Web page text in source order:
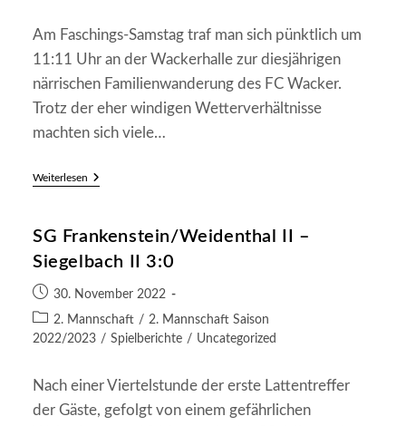
Am Faschings-Samstag traf man sich pünktlich um
11:11 Uhr an der Wackerhalle zur diesjährigen
närrischen Familienwanderung des FC Wacker.
Trotz der eher windigen Wetterverhältnisse
machten sich viele…
WeiterlesenNärrische
SG Frankenstein/Weidenthal II –
Siegelbach II 3:0
Beitrag
veröffentlicht:
30. November 2022
Beitrags-
Kategorie:
2. Mannschaft / 2. Mannschaft Saison
2022/2023 / Spielberichte / Uncategorized
Nach einer Viertelstunde der erste Lattentreffer
der Gäste, gefolgt von einem gefährlichen